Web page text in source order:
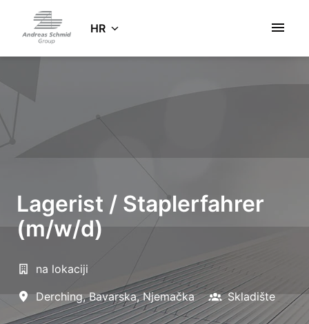
springenStartseite HR
Lagerist / Staplerfahrer
(m/w/d)
na lokaciji
Derching, Bavarska, Njemačka Skladište